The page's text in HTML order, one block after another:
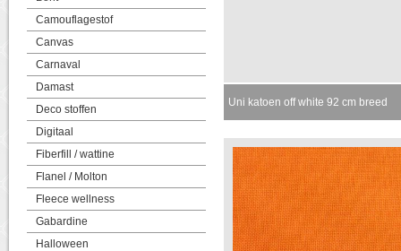
Camouflagestof
Canvas
Carnaval
Damast
Deco stoffen
Digitaal
Fiberfill / wattine
Flanel / Molton
Fleece wellness
Gabardine
Halloween
Uni katoen off white 92 cm breed